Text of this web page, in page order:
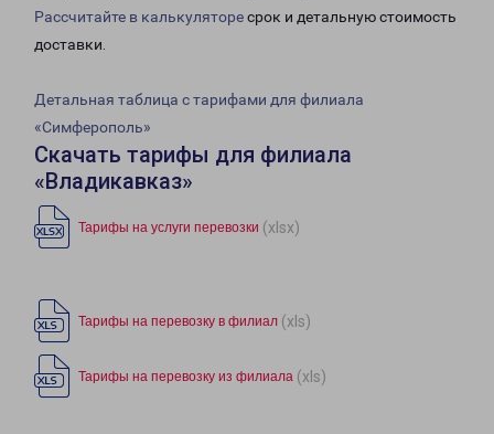
Рассчитайте в калькуляторесрок и детальную стоимость
доставки.
Детальная таблица с тарифами для филиала
«Симферополь»
Скачать тарифы для филиала
«Владикавказ»
Тарифы на услуги перевозки (xlsx)
Тарифы на перевозку в филиал (xls)
Тарифы на перевозку из филиала (xls)